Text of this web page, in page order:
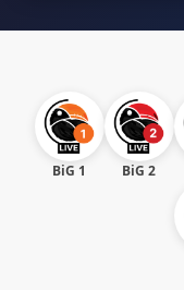
BiG 1 BiG 2